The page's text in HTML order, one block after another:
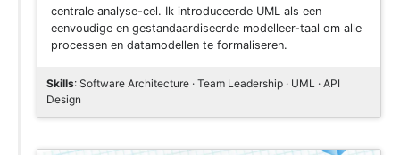
centrale analyse-cel. Ik introduceerde UML als een
eenvoudige en gestandaardiseerde modelleer-taal om alle
processen en datamodellen te formaliseren.
Skills: Software Architecture · Team Leadership · UML · API
Design